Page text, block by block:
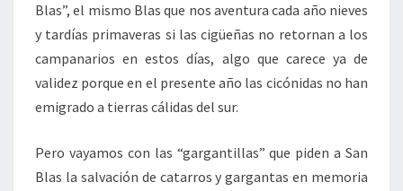
Blas”, el mismo Blas que nos aventura cada año nieves
y tardías primaveras si las cigüeñas no retornan a los
campanarios en estos días, algo que carece ya de
validez porque en el presente año las cicónidas no han
emigrado a tierras cálidas del sur.
Pero vayamos con las “gargantillas” que piden a San
Blas la salvación de catarros y gargantas en memoria